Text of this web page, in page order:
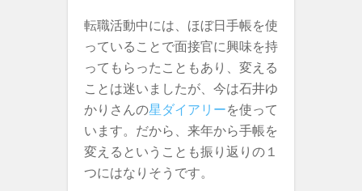
転職活動中には、ほぼ日手帳を使
っていることで面接官に興味を持
ってもらったこともあり、変える
ことは迷いましたが、今は石井ゆ
かりさんの星ダイアリーを使って
います。だから、来年から手帳を
変えるということも振り返りの１
つにはなりそうです。